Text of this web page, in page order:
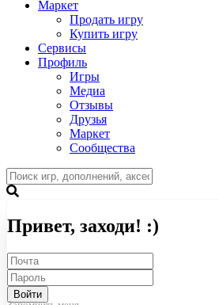
Маркет
Продать игру
Купить игру
Сервисы
Профиль
Игры
Медиа
Отзывы
Друзья
Маркет
Сообщества
Привет, заходи! :)
Войти